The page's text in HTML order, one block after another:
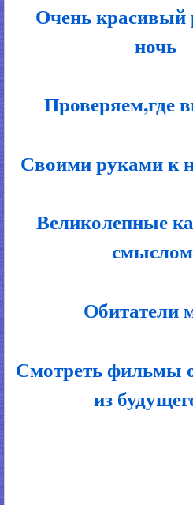
Очень красивый
ночь
Проверяем,где
Своими руками к
Великолепные
Обитатели
Смотреть фильмы
из